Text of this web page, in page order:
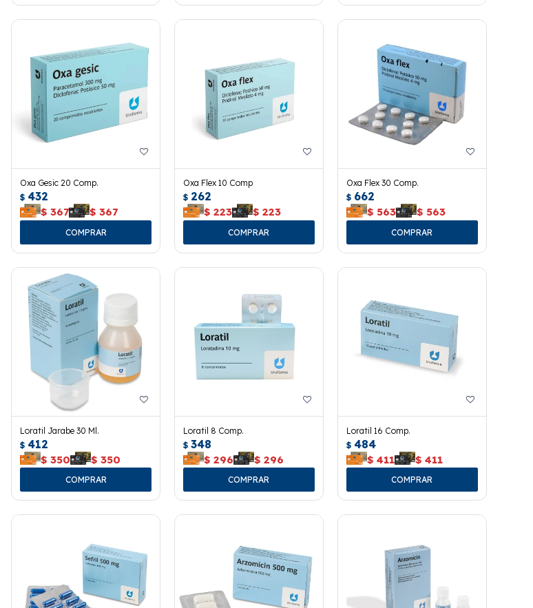
Oxa Gesic 20 Comp.
$ 432
$ 367 $ 367
Oxa Flex 10 Comp
$ 262
$ 223 $ 223
Oxa Flex 30 Comp.
$ 662
$ 563 $ 563
Loratil Jarabe 30 Ml.
$ 412
$ 350 $ 350
Loratil 8 Comp.
$ 348
$ 296 $ 296
Loratil 16 Comp.
$ 484
$ 411 $ 411